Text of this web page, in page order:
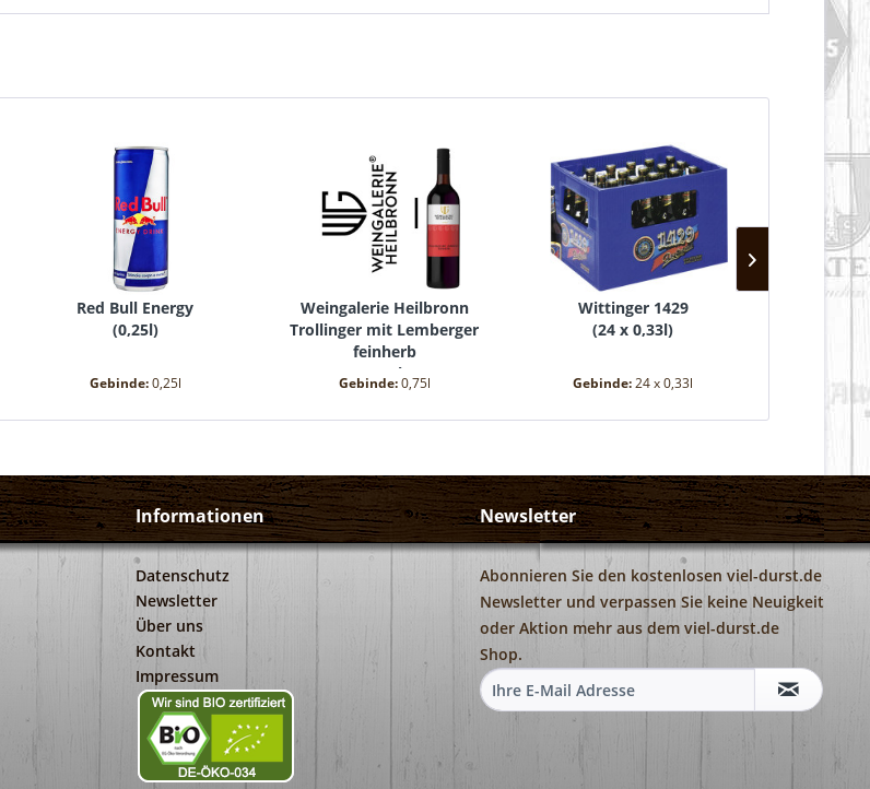
Red Bull Energy
(0,25l)
Gebinde:0,25l
Weingalerie Heilbronn
Trollinger mit Lemberger
feinherb
(0,75l)
Gebinde:0,75l
Wittinger 1429
(24 x 0,33l)
Gebinde:24 x 0,33l
Informationen
Datenschutz
Newsletter
Über uns
Kontakt
Impressum
Newsletter
Abonnieren Sie den kostenlosen viel-durst.de
Newsletter und verpassen Sie keine Neuigkeit
oder Aktion mehr aus dem viel-durst.de
Shop.